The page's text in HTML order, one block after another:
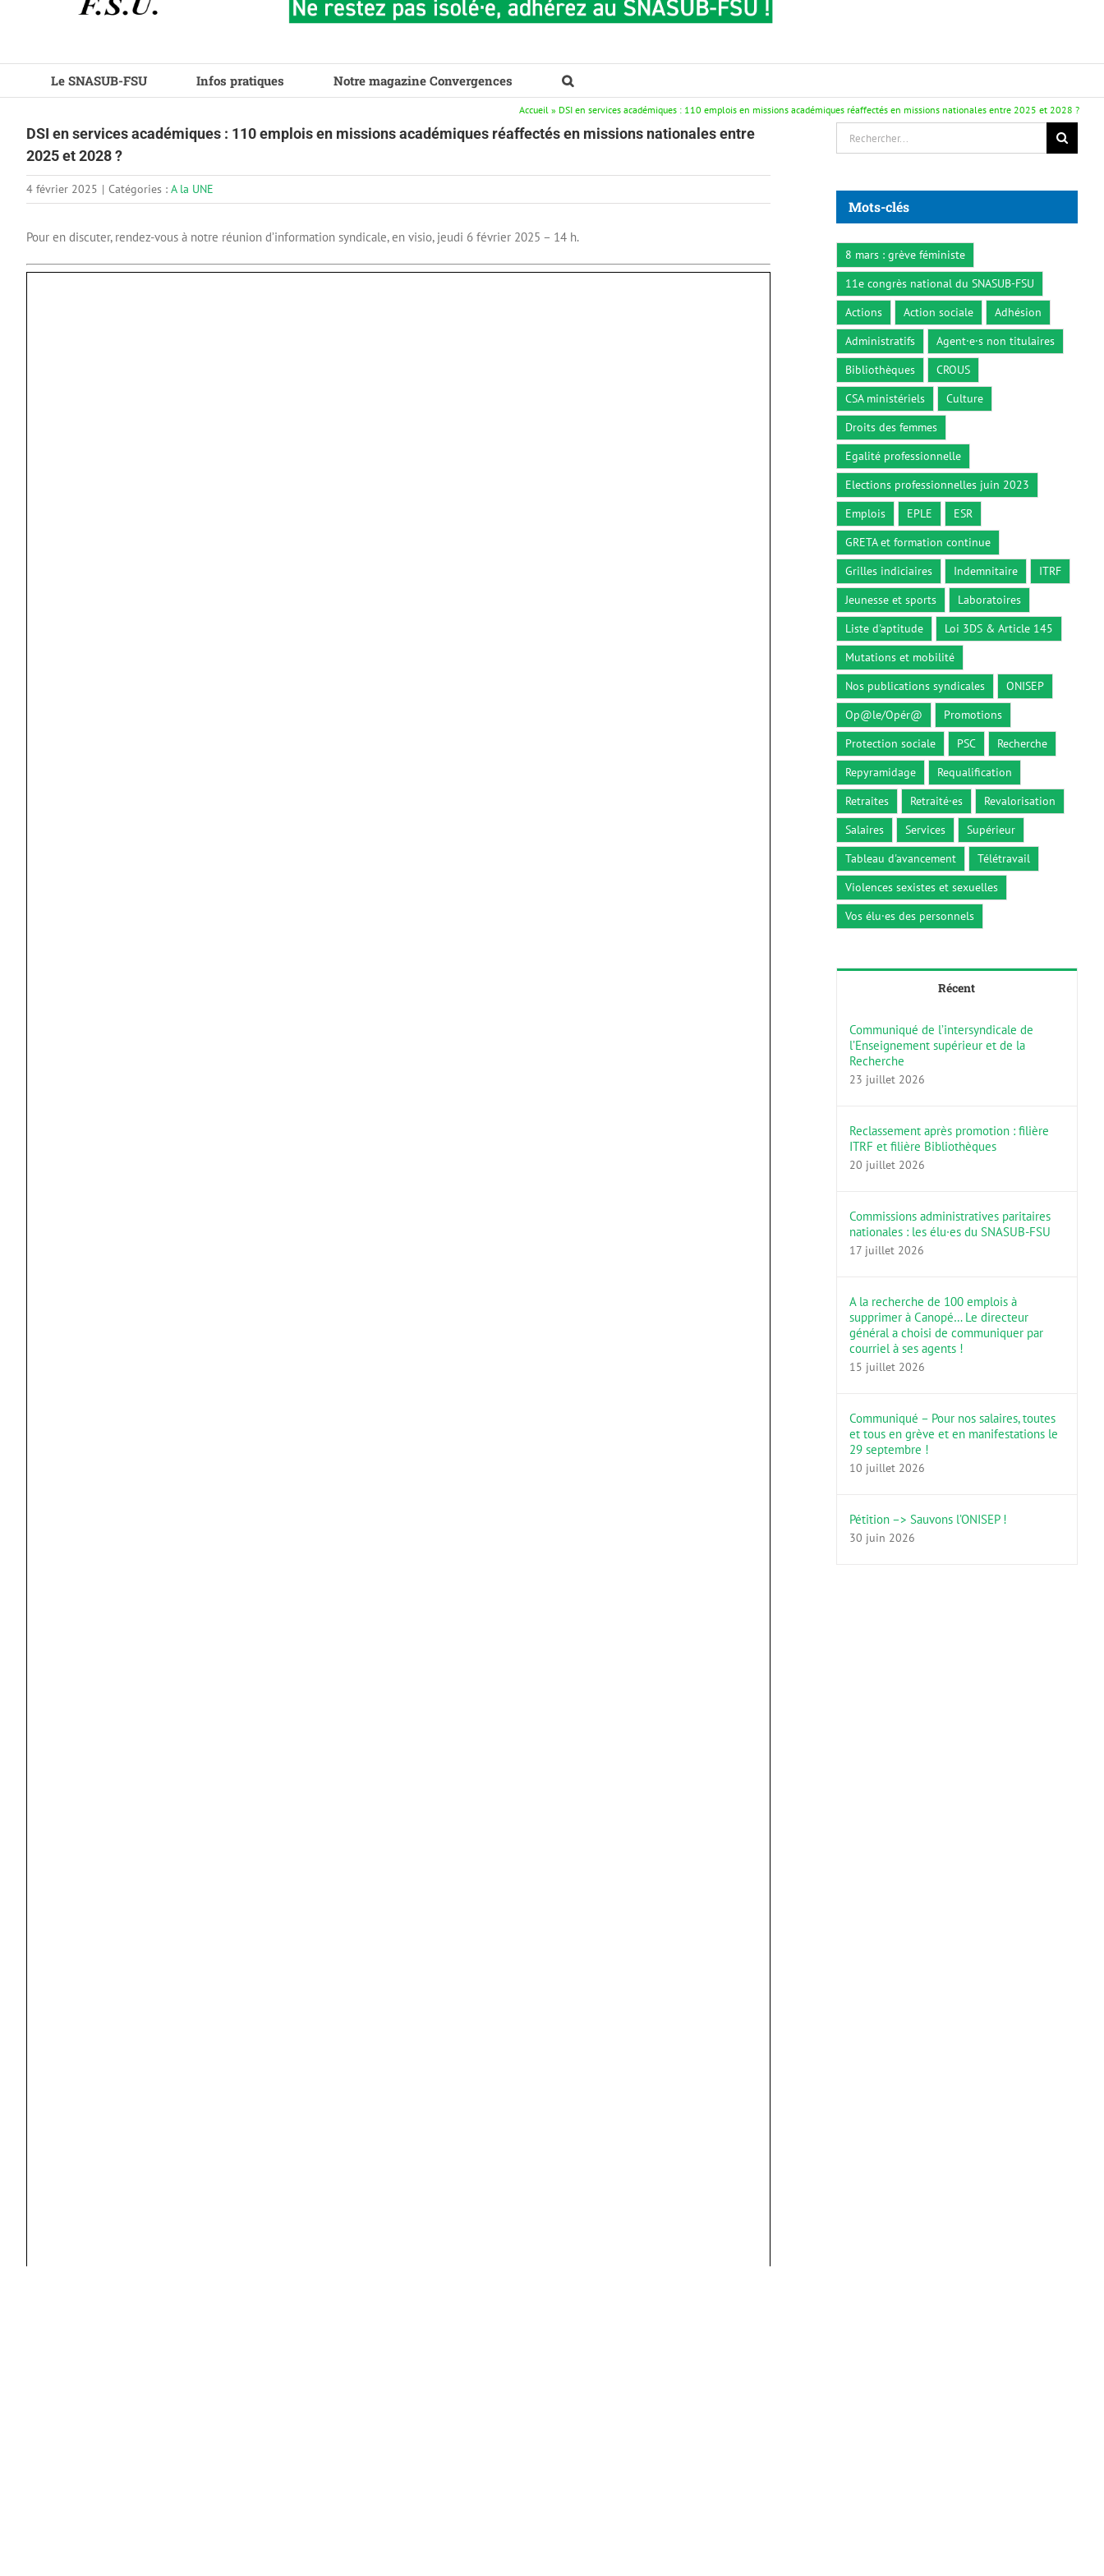
Le SNASUB-FSU Infos pratiques Notre magazine Convergences
Accueil » DSI en services académiques : 110 emplois en missions académiques réaffectés en missions nationales entre 2025 et 2028 ?
DSI en services académiques : 110 emplois en missions académiques réaffectés en missions nationales entre
2025 et 2028 ?
4 février 2025 | Catégories : A la UNE
Pour en discuter, rendez-vous à notre réunion d’information syndicale, en visio, jeudi 6 février 2025 – 14 h.
Rechercher:
Mots-clés
8 mars : grève féministe
11e congrès national du SNASUB-FSU
Actions
Action sociale
Adhésion
Administratifs
Agent·e·s non titulaires
Bibliothèques
CROUS
CSA ministériels
Culture
Droits des femmes
Egalité professionnelle
Elections professionnelles juin 2023
Emplois
EPLE
ESR
GRETA et formation continue
Grilles indiciaires
Indemnitaire
ITRF
Jeunesse et sports
Laboratoires
Liste d'aptitude
Loi 3DS & Article 145
Mutations et mobilité
Nos publications syndicales
ONISEP
Op@le/Opér@
Promotions
Protection sociale
PSC
Recherche
Repyramidage
Requalification
Retraites
Retraité·es
Revalorisation
Salaires
Services
Supérieur
Tableau d'avancement
Télétravail
Violences sexistes et sexuelles
Vos élu·es des personnels
Récent
Communiqué de l’intersyndicale de
l’Enseignement supérieur et de la
Recherche
23 juillet 2026
Reclassement après promotion : filière
ITRF et filière Bibliothèques
20 juillet 2026
Commissions administratives paritaires
nationales : les élu·es du SNASUB-FSU
17 juillet 2026
A la recherche de 100 emplois à
supprimer à Canopé… Le directeur
général a choisi de communiquer par
courriel à ses agents !
15 juillet 2026
Communiqué – Pour nos salaires, toutes
et tous en grève et en manifestations le
29 septembre !
10 juillet 2026
Pétition –> Sauvons l’ONISEP !
30 juin 2026